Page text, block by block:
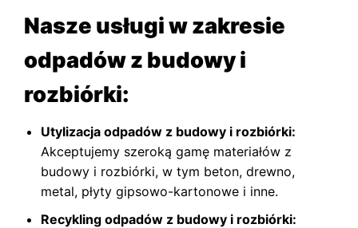
Nasze usługi w zakresie
odpadów z budowy i
rozbiórki:
Utylizacja odpadów z budowy i rozbiórki:
Akceptujemy szeroką gamę materiałów z
budowy i rozbiórki, w tym beton, drewno,
metal, płyty gipsowo-kartonowe i inne.
Recykling odpadów z budowy i rozbiórki: